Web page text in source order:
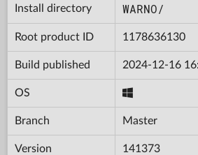
Install directory WARNO/
Root product ID 1178636130
Build published 2024-12-16
OS
Branch Master
Version 141373